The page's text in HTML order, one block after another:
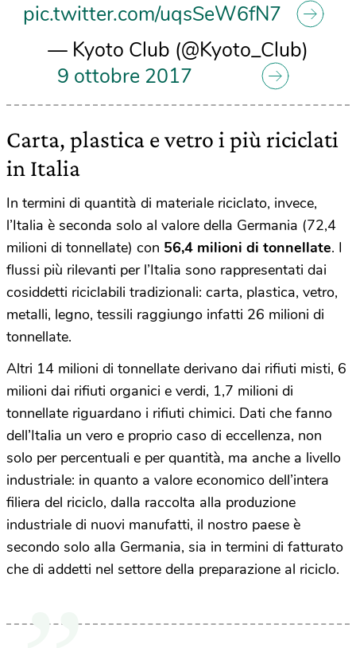
pic.twitter.com/uqsSeW6fN7
— Kyoto Club (@Kyoto_Club)
9 ottobre 2017
Carta, plastica e vetro i più riciclati
in Italia
In termini di quantità di materiale riciclato, invece,
l’Italia è seconda solo al valore della Germania (72,4
milioni di tonnellate) con 56,4 milioni di tonnellate. I
flussi più rilevanti per l’Italia sono rappresentati dai
cosiddetti riciclabili tradizionali: carta, plastica, vetro,
metalli, legno, tessili raggiungo infatti 26 milioni di
tonnellate.
Altri 14 milioni di tonnellate derivano dai rifiuti misti, 6
milioni dai rifiuti organici e verdi, 1,7 milioni di
tonnellate riguardano i rifiuti chimici. Dati che fanno
dell’Italia un vero e proprio caso di eccellenza, non
solo per percentuali e per quantità, ma anche a livello
industriale: in quanto a valore economico dell’intera
filiera del riciclo, dalla raccolta alla produzione
industriale di nuovi manufatti, il nostro paese è
secondo solo alla Germania, sia in termini di fatturato
che di addetti nel settore della preparazione al riciclo.